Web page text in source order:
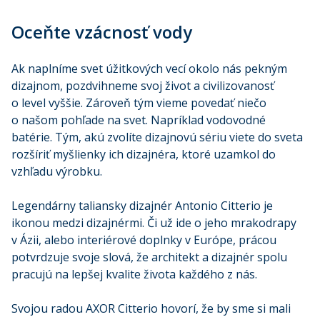
Oceňte vzácnosť vody
Ak naplníme svet úžitkových vecí okolo nás pekným
dizajnom, pozdvihneme svoj život a civilizovanosť
o level vyššie. Zároveň tým vieme povedať niečo
o našom pohľade na svet. Napríklad vodovodné
batérie. Tým, akú zvolíte dizajnovú sériu viete do sveta
rozšíriť myšlienky ich dizajnéra, ktoré uzamkol do
vzhľadu výrobku.
Legendárny taliansky dizajnér Antonio Citterio je
ikonou medzi dizajnérmi. Či už ide o jeho mrakodrapy
v Ázii, alebo interiérové doplnky v Európe, prácou
potvrdzuje svoje slová, že architekt a dizajnér spolu
pracujú na lepšej kvalite života každého z nás.
Svojou radou AXOR Citterio hovorí, že by sme si mali